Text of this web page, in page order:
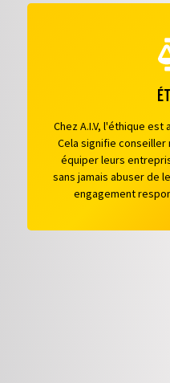
Chez A.I.V, l'éthique
Cela signifie
équiper leurs
sans jamais abuser de
engagement